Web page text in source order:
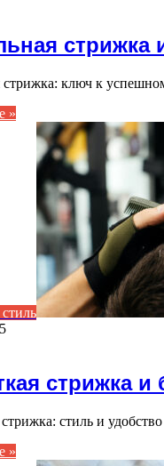
стрижка
стрижка: ключ к
»
стрижка и
стиль и
»